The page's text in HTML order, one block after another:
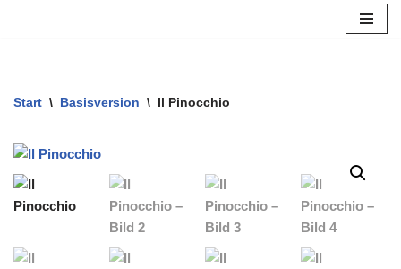
Start \ Basisversion \ Il Pinocchio